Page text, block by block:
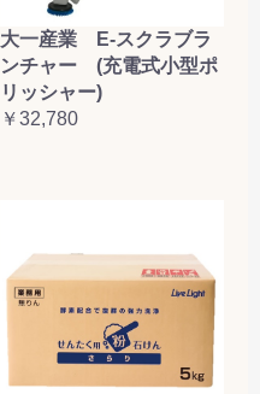
大一産業 E-スクラブラ
ンチャー (充電式小型ポ
リッシャー)
￥32,780